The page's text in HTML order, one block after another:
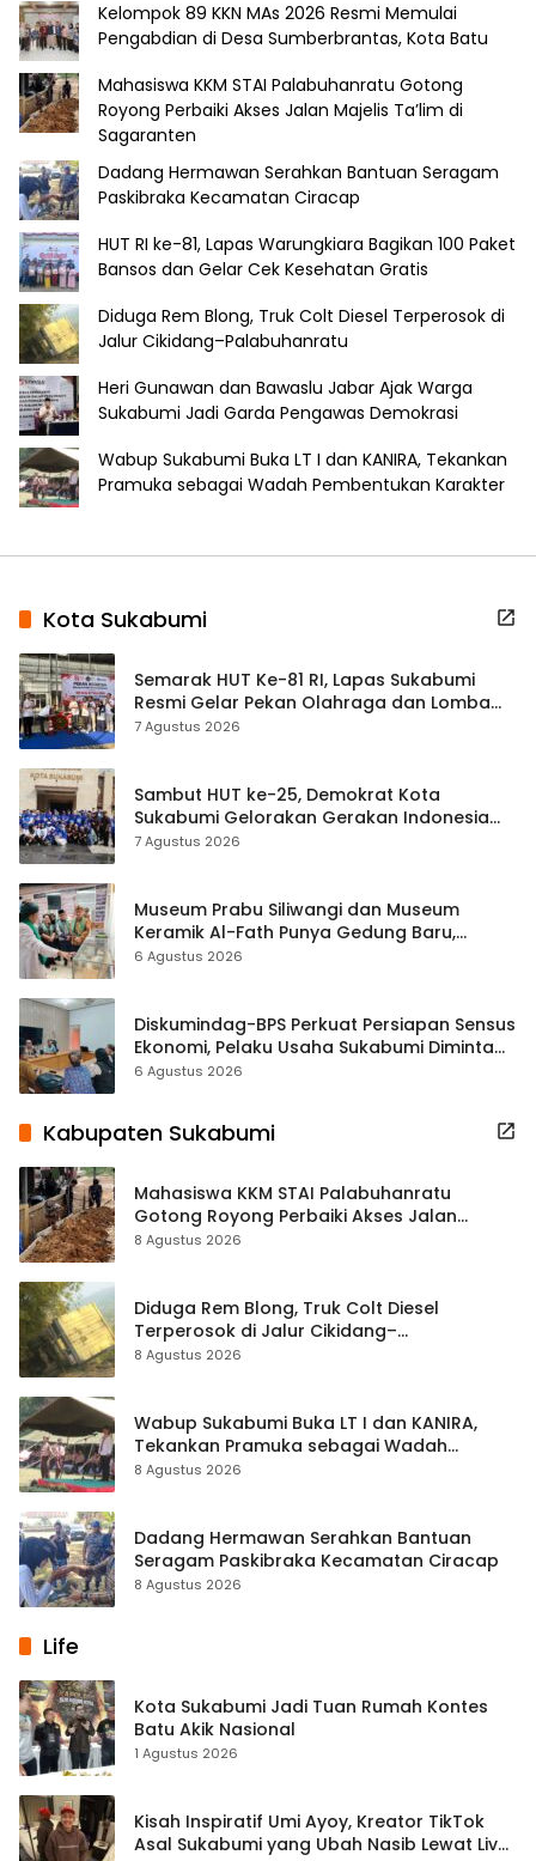
Kelompok 89 KKN MAs 2026 Resmi Memulai
Pengabdian di Desa Sumberbrantas, Kota Batu
Mahasiswa KKM STAI Palabuhanratu Gotong
Royong Perbaiki Akses Jalan Majelis Ta’lim di
Sagaranten
Dadang Hermawan Serahkan Bantuan Seragam
Paskibraka Kecamatan Ciracap
HUT RI ke-81, Lapas Warungkiara Bagikan 100 Paket
Bansos dan Gelar Cek Kesehatan Gratis
Diduga Rem Blong, Truk Colt Diesel Terperosok di
Jalur Cikidang–Palabuhanratu
Heri Gunawan dan Bawaslu Jabar Ajak Warga
Sukabumi Jadi Garda Pengawas Demokrasi
Wabup Sukabumi Buka LT I dan KANIRA, Tekankan
Pramuka sebagai Wadah Pembentukan Karakter
Kota Sukabumi
Semarak HUT Ke-81 RI, Lapas Sukabumi
Resmi Gelar Pekan Olahraga dan Lomba
Tradisional
7 Agustus 2026
Sambut HUT ke-25, Demokrat Kota
Sukabumi Gelorakan Gerakan Indonesia
ASRI Lewat Aksi Bersih Masjid Agung
7 Agustus 2026
Museum Prabu Siliwangi dan Museum
Keramik Al-Fath Punya Gedung Baru,
Hampir 500 Koleksi Dipisahkan
6 Agustus 2026
Diskumindag-BPS Perkuat Persiapan Sensus
Ekonomi, Pelaku Usaha Sukabumi Diminta
Terbuka Beri Data
6 Agustus 2026
Kabupaten Sukabumi
Mahasiswa KKM STAI Palabuhanratu
Gotong Royong Perbaiki Akses Jalan
Majelis Ta’lim di Sagaranten
8 Agustus 2026
Diduga Rem Blong, Truk Colt Diesel
Terperosok di Jalur Cikidang–
Palabuhanratu
8 Agustus 2026
Wabup Sukabumi Buka LT I dan KANIRA,
Tekankan Pramuka sebagai Wadah
Pembentukan Karakter
8 Agustus 2026
Dadang Hermawan Serahkan Bantuan
Seragam Paskibraka Kecamatan Ciracap
8 Agustus 2026
Life
Kota Sukabumi Jadi Tuan Rumah Kontes
Batu Akik Nasional
1 Agustus 2026
Kisah Inspiratif Umi Ayoy, Kreator TikTok
Asal Sukabumi yang Ubah Nasib Lewat Live